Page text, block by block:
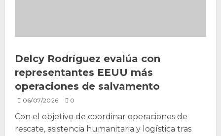
Delcy Rodríguez evalúa con
representantes EEUU más
operaciones de salvamento
06/07/2026 0
Con el objetivo de coordinar operaciones de
rescate, asistencia humanitaria y logística tras